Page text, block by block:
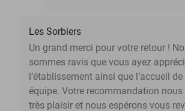
Les Sorbiers
Un grand merci pour votre retour !
sommes ravis que vous ayez
l’établissement ainsi que l’accueil
équipe. Votre recommandation
très plaisir et nous espérons vous